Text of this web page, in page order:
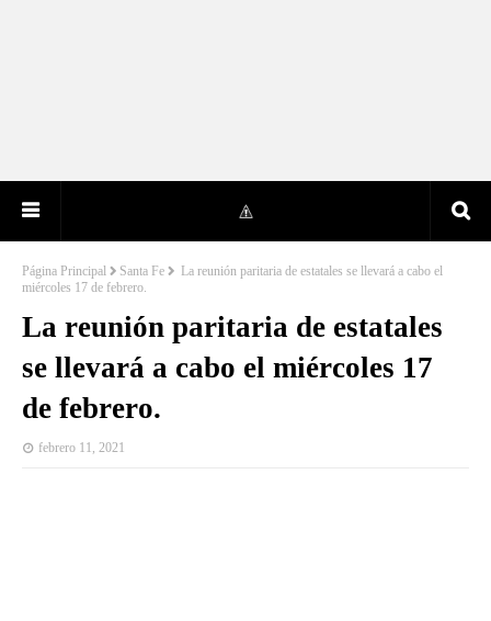
Página Principal Santa Fe
La reunión paritaria de estatales se llevará a cabo el
miércoles 17 de febrero.
La reunión paritaria de estatales
se llevará a cabo el miércoles 17
de febrero.
febrero 11, 2021